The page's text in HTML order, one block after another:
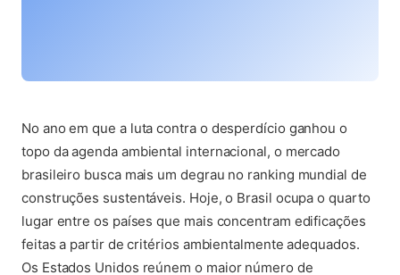
(abre em nova aba)
No ano em que a luta contra o desperdício ganhou o
topo da agenda ambiental internacional, o mercado
brasileiro busca mais um degrau no ranking mundial de
construções sustentáveis. Hoje, o Brasil ocupa o quarto
lugar entre os países que mais concentram edificações
feitas a partir de critérios ambientalmente adequados.
Os Estados Unidos reúnem o maior número de